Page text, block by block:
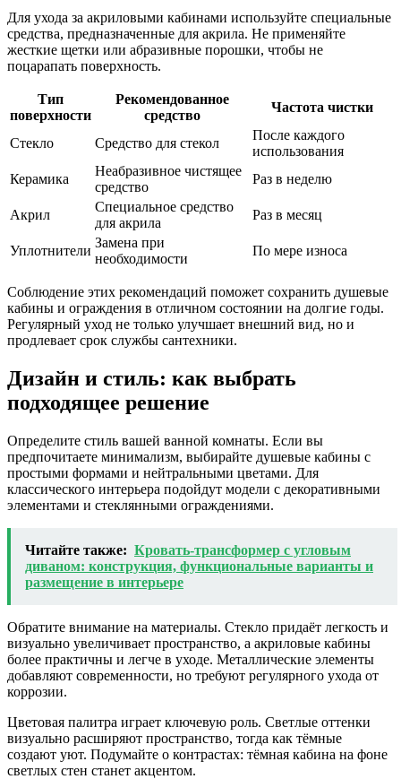
Для ухода за акриловыми кабинами используйте специальные
средства, предназначенные для акрила. Не применяйте
жесткие щетки или абразивные порошки, чтобы не
поцарапать поверхность.
Тип
поверхности
Рекомендованное
средство
Частота чистки
Стекло Средство для стекол
После каждого
использования
Керамика
Неабразивное чистящее
средство
Раз в неделю
Акрил
Специальное средство
для акрила
Раз в месяц
Уплотнители
Замена при
необходимости
По мере износа
Соблюдение этих рекомендаций поможет сохранить душевые
кабины и ограждения в отличном состоянии на долгие годы.
Регулярный уход не только улучшает внешний вид, но и
продлевает срок службы сантехники.
Дизайн и стиль: как выбрать
подходящее решение
Определите стиль вашей ванной комнаты. Если вы
предпочитаете минимализм, выбирайте душевые кабины с
простыми формами и нейтральными цветами. Для
классического интерьера подойдут модели с декоративными
элементами и стеклянными ограждениями.
Читайте также: Кровать-трансформер с угловым
диваном: конструкция, функциональные варианты и
размещение в интерьере
Обратите внимание на материалы. Стекло придаёт легкость и
визуально увеличивает пространство, а акриловые кабины
более практичны и легче в уходе. Металлические элементы
добавляют современности, но требуют регулярного ухода от
коррозии.
Цветовая палитра играет ключевую роль. Светлые оттенки
визуально расширяют пространство, тогда как тёмные
создают уют. Подумайте о контрастах: тёмная кабина на фоне
светлых стен станет акцентом.